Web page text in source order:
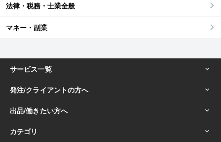
法律・税務・士業全般
マネー・副業